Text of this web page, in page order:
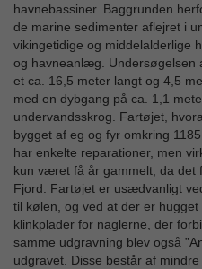
havnebassiner. Baggrunden
de marine sedimenter aflejret i
vikingetidige og middelalderlige
og havneanlæg. Undersøgelsen
et ca. 16,5 meter langt og 4,5
med en dybgang på ca. 1,1
undervandsskrog. Fartøjet,
bygget af eg og fyr omkring
har enkelte reparationer, men
kun været få år gammelt, da det
Fjord. Fartøjet er usædvanligt
til kølen, og ved at der er
klinkplader for naglerne, der
samme udgravning blev også
udgravet. Disse består af